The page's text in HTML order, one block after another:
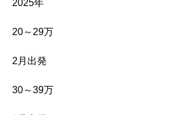
2025年
20～29万
2月出発
30～39万